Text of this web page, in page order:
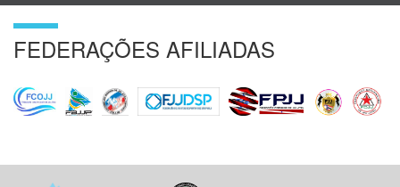
FEDERAÇÕES AFILIADAS